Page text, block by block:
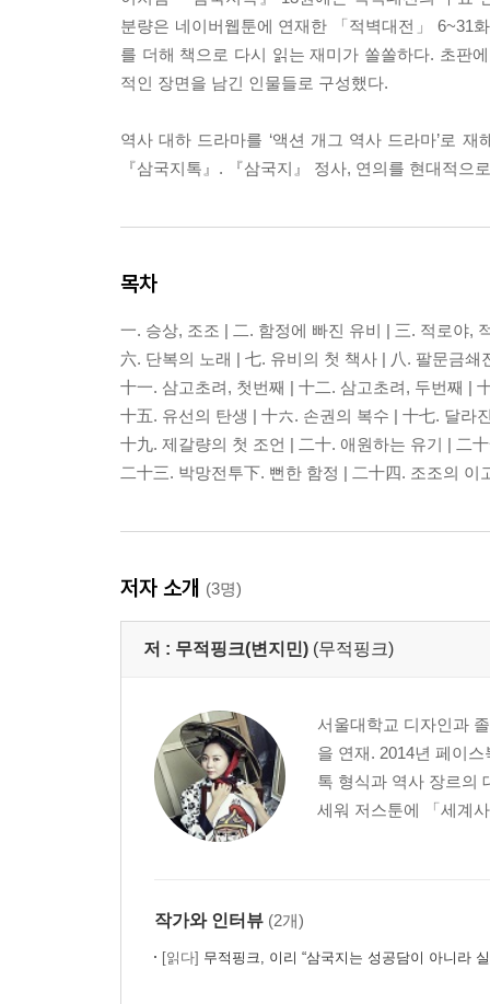
분량은 네이버웹툰에 연재한 「적벽대전」 6~31
를 더해 책으로 다시 읽는 재미가 쏠쏠하다. 초판에
적인 장면을 남긴 인물들로 구성했다.
역사 대하 드라마를 ‘액션 개그 역사 드라마’로
『삼국지톡』. 『삼국지』 정사, 연의를 현대적으
목차
一. 승상, 조조 | 二. 함정에 빠진 유비 | 三. 적로야,
六. 단복의 노래 | 七. 유비의 첫 책사 | 八. 팔문금
十一. 삼고초려, 첫번째 | 十二. 삼고초려, 두번째 |
十五. 유선의 탄생 | 十六. 손권의 복수 | 十七. 달라
十九. 제갈량의 첫 조언 | 二十. 애원하는 유기 | 二
二十三. 박망전투下. 뻔한 함정 | 二十四. 조조의
저자 소개 (3명)
저 : 무적핑크(변지민) (무적핑크)
서울대학교 디자인과
을 연재. 2014년 페이
톡 형식과 역사 장르의
세워 저스툰에 「세계
작가와 인터뷰 (2개)
[읽다] 무적핑크, 이리 “삼국지는 성공담이 아니라